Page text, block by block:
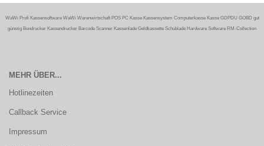
WaWi Profi Kassensoftware WaWi Warenwirtschaft POS PC Kasse Kassensystem Computerkasse Kasse GDPDU GOBD gut
günstig Bondrucker Kassendrucker Barcode Scanner Kassenlade Geldkassette Schublade Hardware Software RM-Collection
MEHR ÜBER...
Hotlinezeiten
Callback Service
Impressum